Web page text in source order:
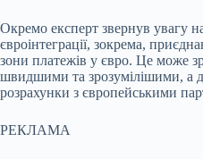
Окремо експерт звернув увагу
євроінтеграції, зокрема,
зони платежів у євро. Це може
швидшими та зрозумілішими, а
розрахунки з європейськими
РЕКЛАМА